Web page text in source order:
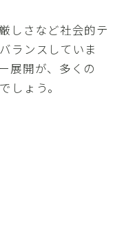
しさなど社会的テ
ランスしていま
展開が、多くの
しょう。